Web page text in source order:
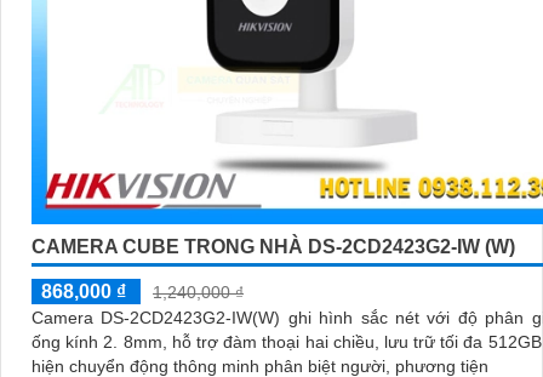
CAMERA CUBE TRONG NHÀ DS-2CD2423G2-IW (W)
868,000 ₫
1,240,000 ₫
Camera DS-2CD2423G2-IW(W) ghi hình sắc nét với độ phân
ống kính 2. 8mm, hỗ trợ đàm thoại hai chiều, lưu trữ tối đa
hiện chuyển động thông minh phân biệt người, phương tiện